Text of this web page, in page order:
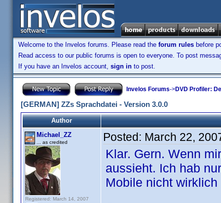
Welcome to the Invelos forums. Please read the forum rules before
Read access to our public forums is open to everyone. To post
If you have an Invelos account, sign in to post.
Invelos Forums->DVD Profiler:
[GERMAN] ZZs Sprachdatei - Version 3.0.0
Author
Michael_ZZ
... as credited
Registered: March 14, 2007
Posted: March 22,
Klar. Gern. Wenn
aussieht. Ich hab
Mobile nicht wirklich